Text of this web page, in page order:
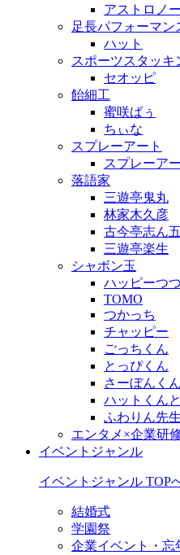
アストロノ
足長パフォーマン
ハット
スポーツスタッキ
セオッピ
飴細工
蜜咲ばぅ
ちぃな
スプレーアート
スプレーア
落語家
三遊亭鬼丸
林家木久彦
古今亭志ん五
三遊亭楽生
シャボン玉
ハッピーつ
TOMO
つかっち
チャッピー
ごっちくん
とっぴくん
さーぼんくん
ハットくん
ふわりん先生
エンタメ×企業研
イベントジャンル
イベントジャンル TOP
結婚式
学園祭
企業イベント・忘